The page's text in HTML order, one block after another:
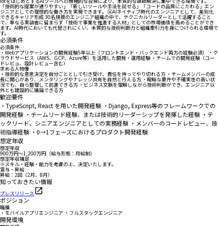
「技術的な提案が通りやすい」「新しいツールや手法を試せる」「コードの品質にこだわる」エン
ジニアとしての理想的な働き方を実現できます。 ④AIネイティブ時代のエンジニアとして、差別化
できるキャリア形成 30名規模のエンジニア組織の中で、テクニカルリーダーとして活躍すること
で、単なる実装者に留まらず「技術で事業を推進する人材」としての市場価値を高めることができ
ます。AI時代においても代替されにくい、本質的な技術判断力と組織牽引力を身につけられる環境で
す。
必須条件
必須条件
・Webアプリケーションの開発経験5年以上（フロントエンド・バックエンド両方の経験必須） ・ク
ラウドサービス（AWS、GCP、Azure等）を活用した開発・運用経験 ・チームでの開発経験（コー
ドレビュ、設計レビュー含む）
求める人物像
・技術的な意思決定を自分ごととして引き受け、責任を持ってやり切れる方 ・チームメンバーの成
長に関心があり、メンタリングやナレッジ共有を自然と行える方 ・曖昧な要件や不確実性の高い状
況でも、自ら整理して前進できる方 ・ビジネス文脈を理解しながら技術判断ができ、エンジニア以
外とも建設的に議論できる方
歓迎要件
・TypeScript, React を用いた開発経験 ・Django, Express等のフレームワークでの
開発経験 ・チームリード経験、または技術的リーダーシップを発揮した経験 ・テ
ックリード、シニアエンジニアとしての実務経験 ・メンバーのコードレビュー、技
術指導経験 ・0→1フェーズにおけるプロダクト開発経験
想定年収
想定年収
900万円〜1,200万円（給与形態：月給制）
想定年収補足
※スキル・経験・能力を考慮の上、決定いたします。
賞与・昇給
昇給：2回（2月、8月）
知っておきたい情報
プレスリリース
ポジション
職種
・モバイルアプリエンジニア ・フルスタックエンジニア
開発環境